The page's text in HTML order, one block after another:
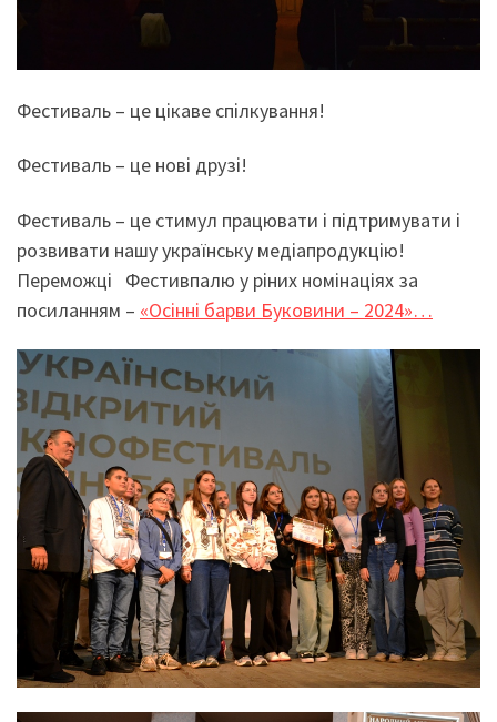
Фестиваль – це цікаве спілкування!
Фестиваль – це нові друзі!
Фестиваль – це стимул працювати і підтримувати і
розвивати нашу українську медіапродукцію!
Переможці Фестивпалю у ріних номінаціях за
посиланням – «Осінні барви Буковини – 2024»…